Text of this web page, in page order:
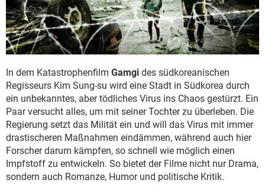
In dem Katastrophenfilm Gamgi des südkoreanischen
Regisseurs Kim Sung-su wird eine Stadt in Südkorea durch
ein unbekanntes, aber tödliches Virus ins Chaos gestürzt. Ein
Paar versucht alles, um mit seiner Tochter zu überleben. Die
Regierung setzt das Milität ein und will das Virus mit immer
drastischeren Maßnahmen eindämmen, während auch hier
Forscher darum kämpfen, so schnell wie möglich einen
Impfstoff zu entwickeln. So bietet der Filme nicht nur Drama,
sondern auch Romanze, Humor und politische Kritik.